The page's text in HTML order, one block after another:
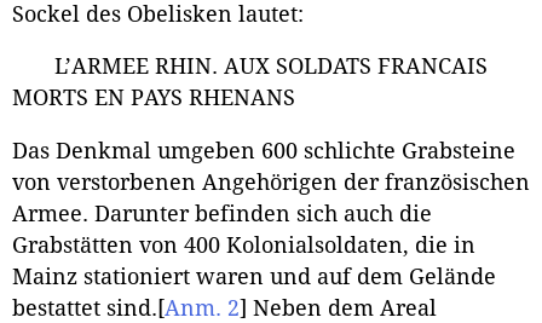
Sockel des Obelisken lautet:
L’ARMEE RHIN. AUX SOLDATS FRANCAIS
MORTS EN PAYS RHENANS
Das Denkmal umgeben 600 schlichte Grabsteine
von verstorbenen Angehörigen der französischen
Armee. Darunter befinden sich auch die
Grabstätten von 400 Kolonialsoldaten, die in
Mainz stationiert waren und auf dem Gelände
bestattet sind. [Anm. 2] Neben dem Areal